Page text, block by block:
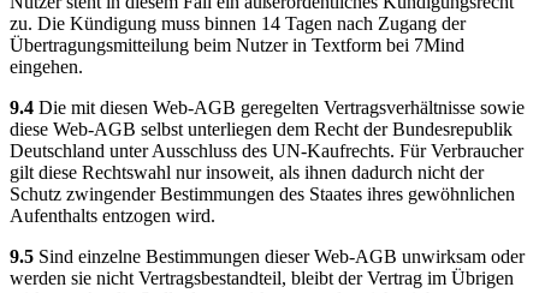
zu. Die Kündigung muss binnen 14 Tagen nach Zugang der
Übertragungsmitteilung beim Nutzer in Textform bei 7Mind
eingehen.
9.4 Die mit diesen Web-AGB geregelten Vertragsverhältnisse sowie
diese Web-AGB selbst unterliegen dem Recht der Bundesrepublik
Deutschland unter Ausschluss des UN-Kaufrechts. Für Verbraucher
gilt diese Rechtswahl nur insoweit, als ihnen dadurch nicht der
Schutz zwingender Bestimmungen des Staates ihres gewöhnlichen
Aufenthalts entzogen wird.
9.5 Sind einzelne Bestimmungen dieser Web-AGB unwirksam oder
werden sie nicht Vertragsbestandteil, bleibt der Vertrag im Übrigen